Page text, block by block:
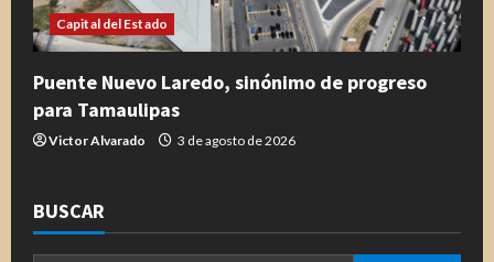
Capital del Estado
Puente Nuevo Laredo, sinónimo de progreso
para Tamaulipas
Victor Alvarado 3 de agosto de 2026
BUSCAR